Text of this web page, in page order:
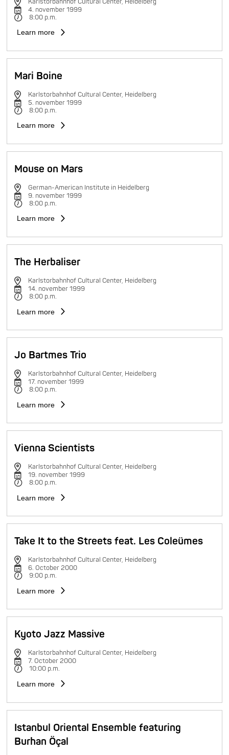
4. november 1999
8:00 p.m.
Learn more
Mari Boine
Karlstorbahnhof Cultural Center, Heidelberg
5. november 1999
8:00 p.m.
Learn more
Mouse on Mars
German-American Institute in Heidelberg
9. november 1999
8:00 p.m.
Learn more
The Herbaliser
Karlstorbahnhof Cultural Center, Heidelberg
14. november 1999
8:00 p.m.
Learn more
Jo Bartmes Trio
Karlstorbahnhof Cultural Center, Heidelberg
17. november 1999
8:00 p.m.
Learn more
Vienna Scientists
Karlstorbahnhof Cultural Center, Heidelberg
19. november 1999
8:00 p.m.
Learn more
Take It to the Streets feat. Les Coleümes
Karlstorbahnhof Cultural Center, Heidelberg
6. October 2000
9:00 p.m.
Learn more
Kyoto Jazz Massive
Karlstorbahnhof Cultural Center, Heidelberg
7. October 2000
10:00 p.m.
Learn more
Istanbul Oriental Ensemble featuring
Burhan Öçal